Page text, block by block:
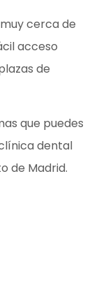
cerca de
acceso
de
que puedes
dental
de Madrid.